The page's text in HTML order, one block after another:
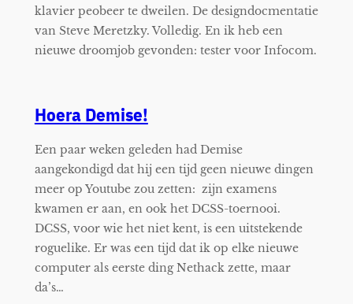
klavier peobeer te dweilen. De designdocmentatie
van Steve Meretzky. Volledig. En ik heb een
nieuwe droomjob gevonden: tester voor Infocom.
Hoera Demise!
Een paar weken geleden had Demise
aangekondigd dat hij een tijd geen nieuwe dingen
meer op Youtube zou zetten: zijn examens
kwamen er aan, en ook het DCSS-toernooi.
DCSS, voor wie het niet kent, is een uitstekende
roguelike. Er was een tijd dat ik op elke nieuwe
computer als eerste ding Nethack zette, maar
da’s…